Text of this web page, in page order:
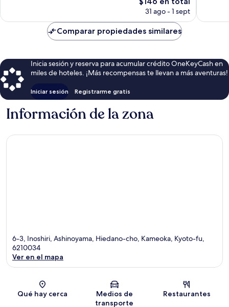
precio
es
31 ago - 1 sept
Comparar propiedades similares
Inicia sesión y reserva para acumular crédito OneKeyCash en
miles de hoteles. ¡Más recompensas te llevan a más aventuras!
Iniciar sesión Registrarme gratis
Información de la zona
6-3, Inoshiri, Ashinoyama, Hiedano-cho, Kameoka, Kyoto-fu,
6210034
Ver en el mapa
Qué hay cerca
Medios de
transporte
Restaurantes